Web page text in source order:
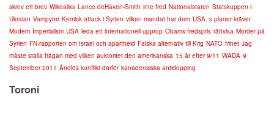
skrev ett brev Wikealiks Lance deHaven-Smith inte fred Nationalstaten Statskuppen i
Ukraian Vampyrer Kemisk attack i Syrien vilken mandat har dem USA :s planer kräver
Modern Imperialism USA leda ett internationell upprop Obams fredspris rättvisa Morder på
Syrien FN-rapporten om Israel och apartheid Falska alternativ till Krig NATO frihet Jag
måste ställa frågan med vilken auktoritet den amerikanska 15 år efter 9/11 WADA 9
September 2011 Ändlös konflikt därför kanadensiska antidopping
Toroni